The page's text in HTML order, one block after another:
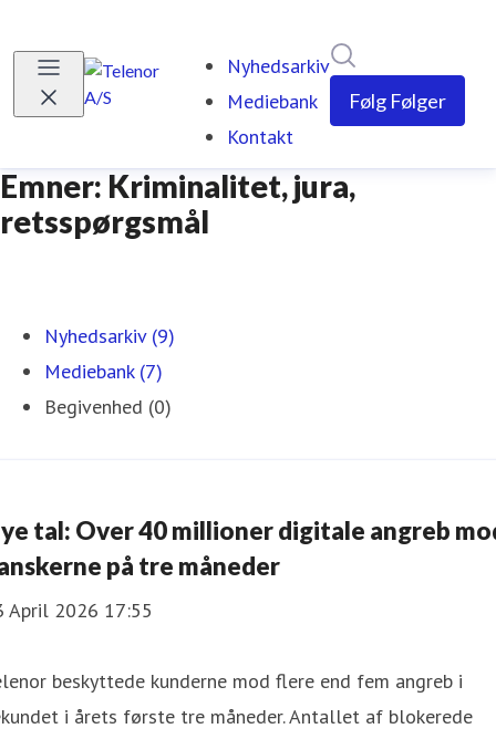
Nyhedsarkiv
Mediebank
Kontakt
Følg Følger
Emner: Kriminalitet, jura,
retsspørgsmål
Nyhedsarkiv (9)
Mediebank (7)
Begivenhed (0)
tal: Over 40 millioner digitale angreb
på tre måneder
April 2026 17:55
beskyttede kunderne mod flere end fem angreb i
i årets første tre måneder. Antallet af blokerede